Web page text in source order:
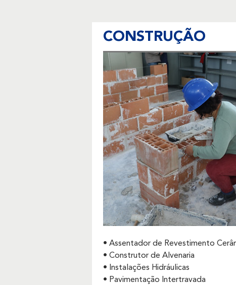
CONSTRUÇÃO
• Assentador de Revestimento
• Construtor de Alvenaria
• Instalações Hidráulicas
• Pavimentação Intertravada